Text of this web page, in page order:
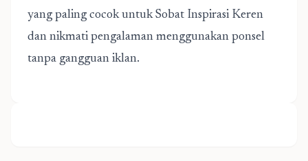
yang paling cocok untuk Sobat Inspirasi Keren
dan nikmati pengalaman menggunakan ponsel
tanpa gangguan iklan.